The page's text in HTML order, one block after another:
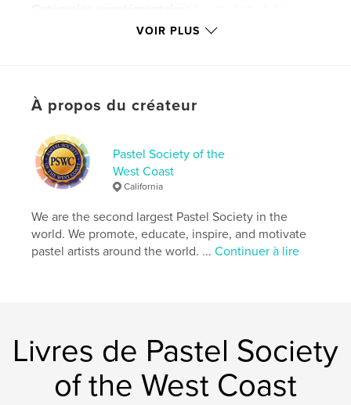
Livres d'art et de
LangueEnglish
Mots-clés
fine art pastel art , PSWC Magazine
VOIR PLUS
À propos du créateur
Pastel Society of the
West Coast
California
We are the second largest Pastel Society in the
world. We promote, educate, inspire, and motivate
pastel artists around the world. ...Continuer à lire
Livres de Pastel Society
of the West Coast